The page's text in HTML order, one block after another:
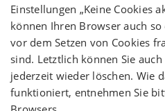
Einstellungen „Keine Cookies
können Ihren Browser auch
vor dem Setzen von Cookies
sind. Letztlich können Sie
jederzeit wieder löschen. Wie
funktioniert, entnehmen Sie